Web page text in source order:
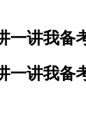
一讲我备
一讲我备